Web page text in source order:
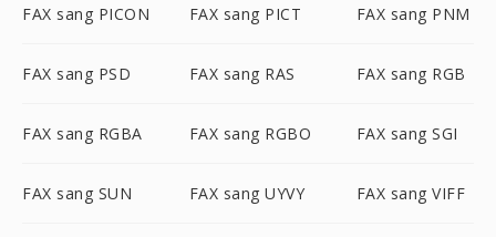
FAX sang PICON FAX sang PICT FAX sang PNM
FAX sang PSD FAX sang RAS FAX sang RGB
FAX sang RGBA FAX sang RGBO FAX sang SGI
FAX sang SUN FAX sang UYVY FAX sang VIFF